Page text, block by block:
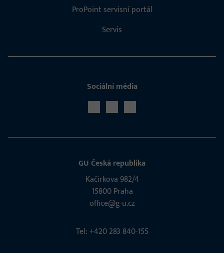
ProPoint servisní portál
Servis
Sociální média
GU Česká republika
Kačírkova 982/4
15800 Praha
office@g-u.cz
Tel: +420 283 840-155